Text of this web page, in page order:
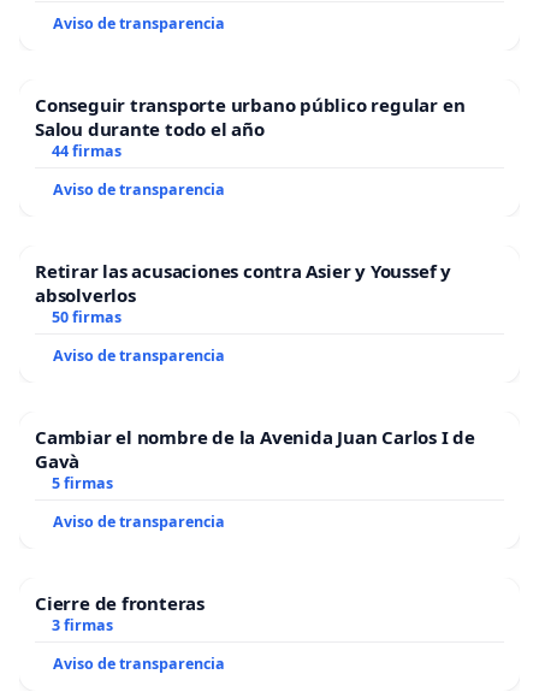
Aviso de transparencia
Conseguir transporte urbano público regular en
Salou durante todo el año
44 firmas
Aviso de transparencia
Retirar las acusaciones contra Asier y Youssef y
absolverlos
50 firmas
Aviso de transparencia
Cambiar el nombre de la Avenida Juan Carlos I de
Gavà
5 firmas
Aviso de transparencia
Cierre de fronteras
3 firmas
Aviso de transparencia